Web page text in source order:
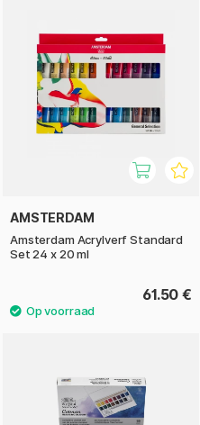
AMSTERDAM
Amsterdam Acrylverf Standard
Set 24 x 20 ml
61.50 €